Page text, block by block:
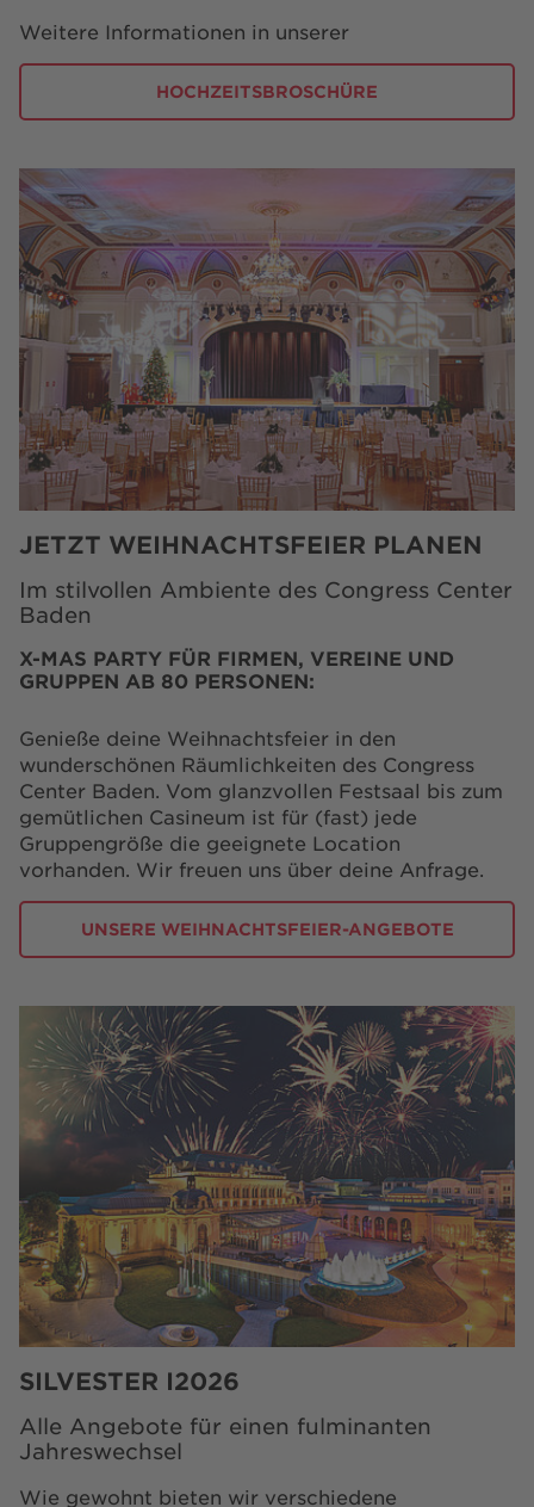
Weitere Informationen in unserer
HOCHZEITSBROSCHÜRE
JETZT WEIHNACHTSFEIER PLANEN
Im stilvollen Ambiente des Congress Center
Baden
X-MAS PARTY FÜR FIRMEN, VEREINE UND
GRUPPEN AB 80 PERSONEN:
Genieße deine Weihnachtsfeier in den
wunderschönen Räumlichkeiten des Congress
Center Baden. Vom glanzvollen Festsaal bis zum
gemütlichen Casineum ist für (fast) jede
Gruppengröße die geeignete Location
vorhanden. Wir freuen uns über deine Anfrage.
UNSERE WEIHNACHTSFEIER-ANGEBOTE
SILVESTER I2026
Alle Angebote für einen fulminanten
Jahreswechsel
Wie gewohnt bieten wir verschiedene